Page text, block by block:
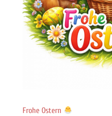
Frohe Ostern